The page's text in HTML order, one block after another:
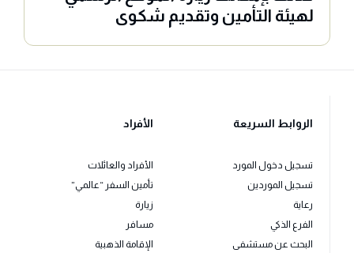
لهيئة التأمين وتقديم شكوى
الروابط السريعة
تسجيل دخول المورد
تسجيل الموردين
رعاية
الفرع الذكي
البحث عن مستشفى
الأفراد
الأفراد والعائلات
تأمين السفر “عالمي”
زيارة
مسافر
الإقامة الذهبية